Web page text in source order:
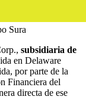
Sura
subsidiaria de
en Delaware
por parte de la
Financiera del
directa de ese